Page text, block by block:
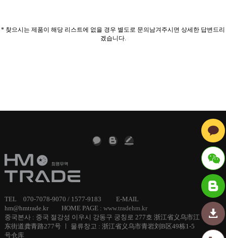
ID : hmt
radechi
na
* 찾으시는 제품이 해당 리스트에 없을 경우 별도로 문의남겨주시면 상세한 답변드리
겠습니다.
TEL 070-7078-9070 / 1577-9183 E-MAIL
hm@hmtrade.kr HOME PAGE : www.tradehm.kr
중국본사 : 중국 절강성 이우시 강동구 궁칭로 277호 浙江省义乌市江
东街道龚青路277号 ㅣ 물류창고 : 浙江省义乌市青岩刘B区49栋1-5
号仓库